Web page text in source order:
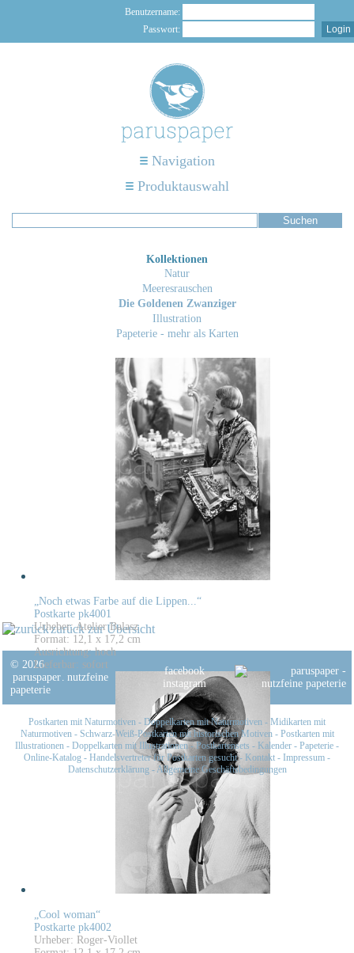
Benutzername:
Passwort:
Navigation
Produktauswahl
Kollektionen
Natur
Meeresrauschen
Die Goldenen Zwanziger
Illustration
Papeterie - mehr als Karten
„Noch etwas Farbe auf die Lippen...“
Postkarte pk4001
Urheber: Atelier Balasz
Format: 12,1 x 17,2 cm
Ausrichtung: hoch
Lieferbar: sofort
„Cool woman“
Postkarte pk4002
Urheber: Roger-Viollet
zurück zur Übersicht
© 2026
paruspaper. nutzfeine
papeterie
facebook
instagram
Postkarten mit Naturmotiven - Doppelkarten mit Naturmotiven - Midikarten mit
Naturmotiven- Schwarz-Weiß-Postkarten mit historischen Motiven- Postkarten mit
Illustrationen - Doppelkarten mit Illustrationen-Postkartensets - Kalender - Papeterie -
Online-Katalog - Handelsvertreter für Postkarten gesucht- Kontakt - Impressum -
Datenschutzerklärung-Allgemeine Geschäftsbedingungen